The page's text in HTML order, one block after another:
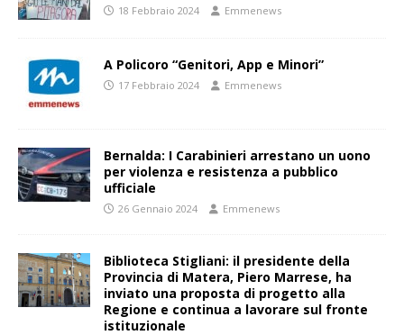
18 Febbraio 2024 Emmenews
A Policoro “Genitori, App e Minori”
17 Febbraio 2024 Emmenews
Bernalda: I Carabinieri arrestano un uono
per violenza e resistenza a pubblico
ufficiale
26 Gennaio 2024 Emmenews
Biblioteca Stigliani: il presidente della
Provincia di Matera, Piero Marrese, ha
inviato una proposta di progetto alla
Regione e continua a lavorare sul fronte
istituzionale